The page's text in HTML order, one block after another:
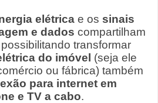
elétrica e os sinais
e dados compartilham
transformar
do imóvel (seja ele
ou fábrica) também
para internet em
e TV a cabo.